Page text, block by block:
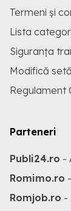
Termeni și
Lista
Siguranța
Modifică
Regulament
Parteneri
Publi24.ro -
Romimo.ro
Romjob.ro -